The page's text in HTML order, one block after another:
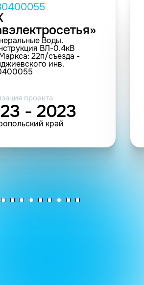
Воды.
ВЛ-0.4кВ
22п/съезда -
инв.
проекта
- 2023
край